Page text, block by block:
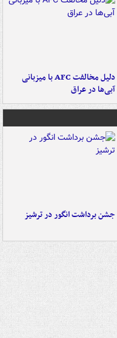
دلیل مخالفت AFC با میزبانی
آبی‌ها در عراق
جشن برداشت انگور در ترشیز